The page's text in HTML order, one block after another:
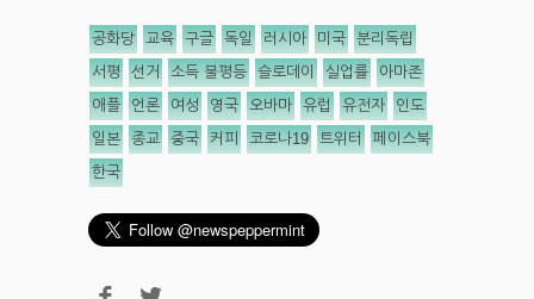
공화당 교육 구글 독일 러시아 미국 분리독립
서평 선거 소득 불평등 슬로데이 실업률 아마존
애플 언론 여성 영국 오바마 유럽 유전자 인도
일본 종교 중국 커피 코로나19 트위터 페이스북
한국